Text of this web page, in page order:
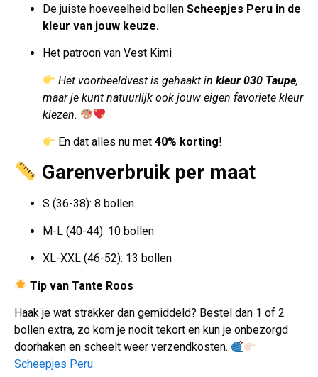
De juiste hoeveelheid bollen Scheepjes Peru in de
kleur van jouw keuze.
Het patroon van Vest Kimi
Het voorbeeldvest is gehaakt inkleur 030 Taupe,
maar je kunt natuurlijk ook jouw eigen favoriete kleur
kiezen.
En dat alles nu met40% korting!
Garenverbruik per maat
S (36-38): 8 bollen
M-L (40-44): 10 bollen
XL-XXL (46-52): 13 bollen
Tip van Tante Roos
Haak je wat strakker dan gemiddeld? Bestel dan 1 of 2
bollen extra, zo kom je nooit tekort en kun je onbezorgd
doorhaken en scheelt weer verzendkosten.
Scheepjes Peru